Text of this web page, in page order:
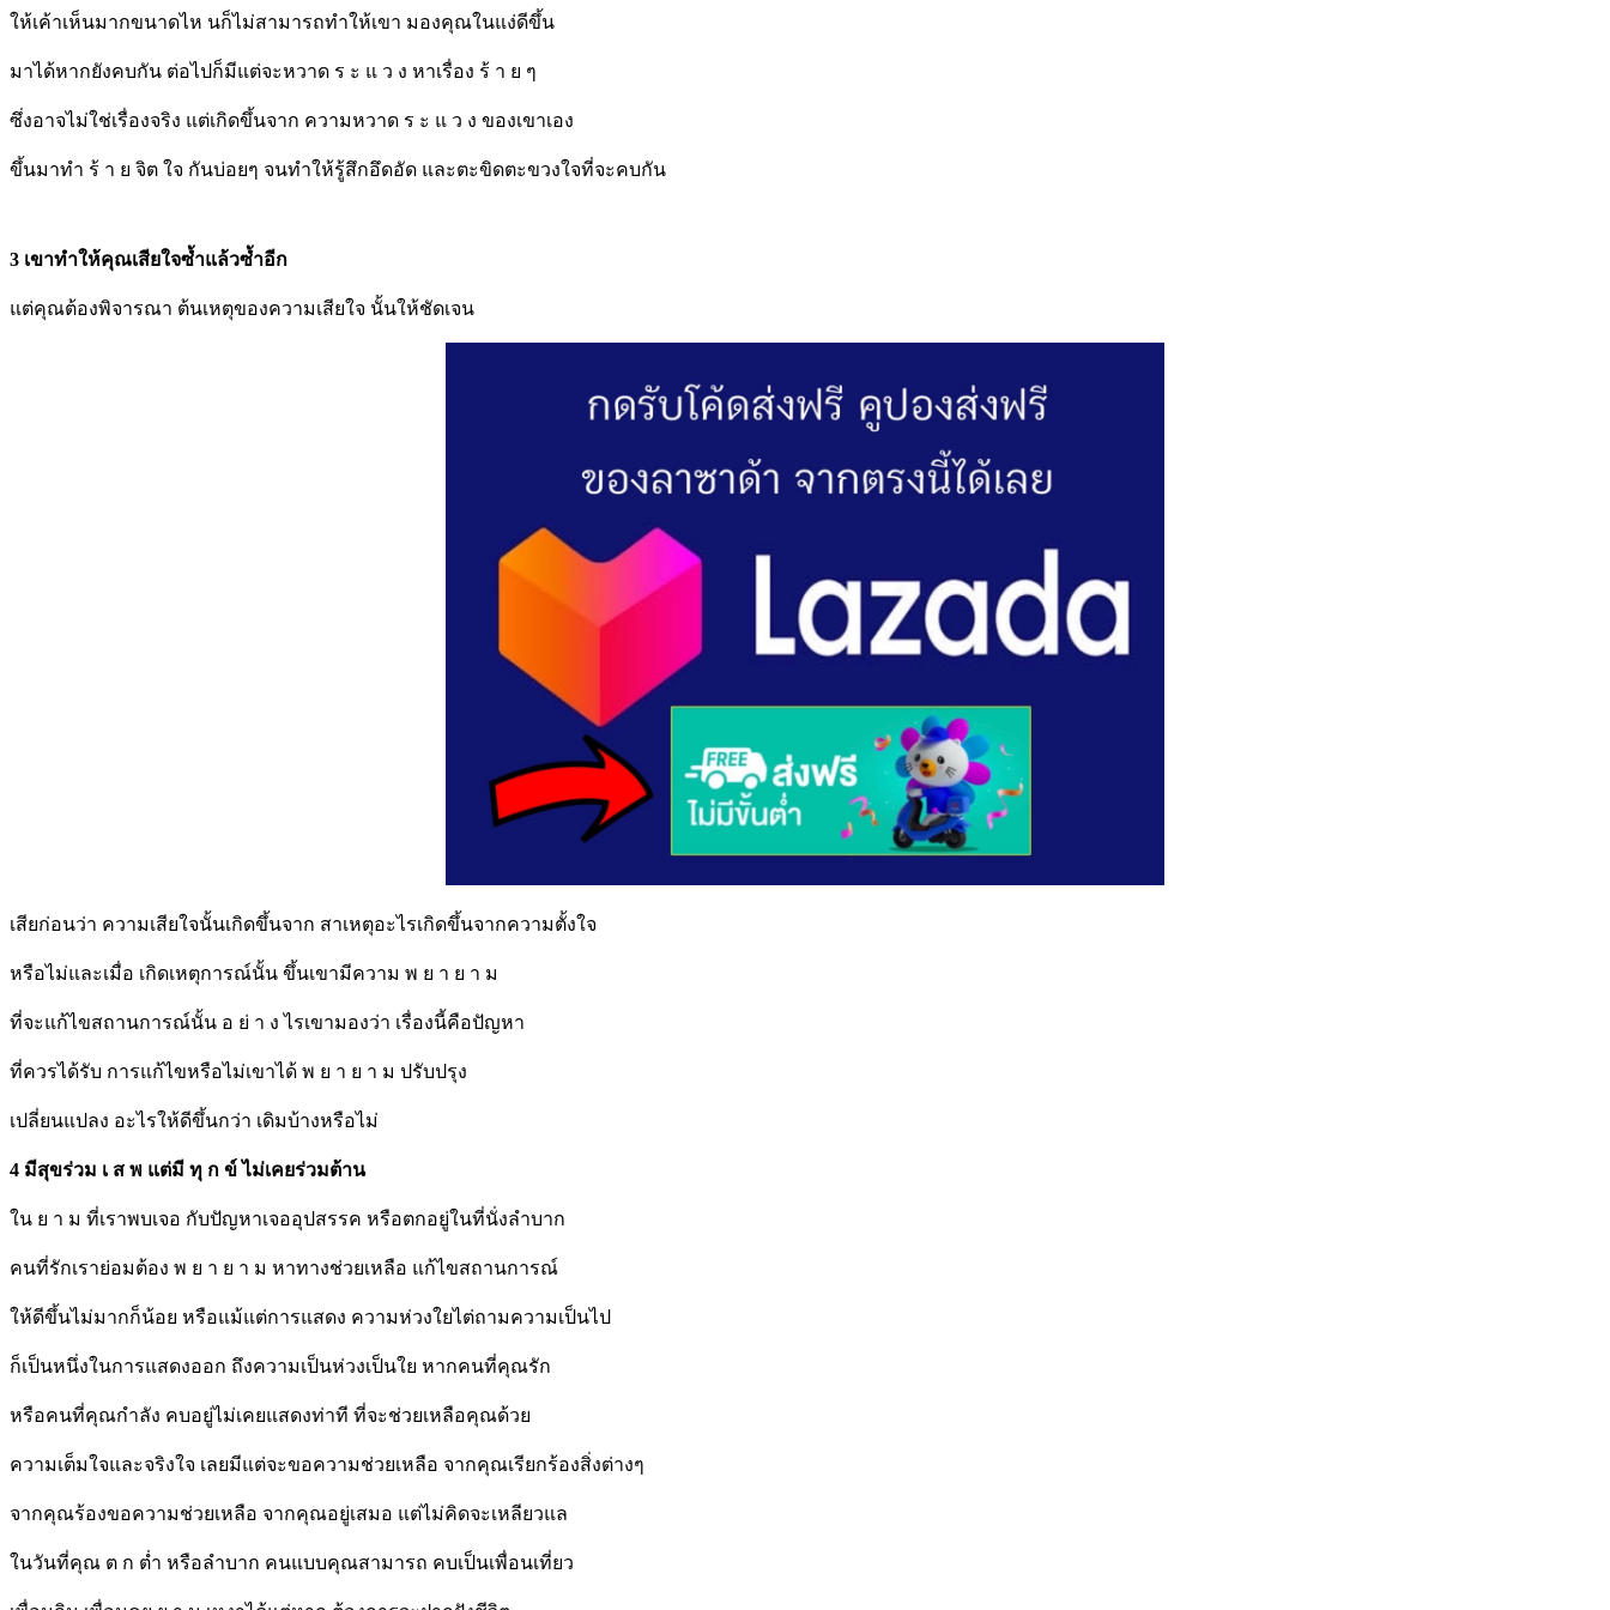
ให้เค้าเห็นมากขนาดไห นก็ไม่สามารถทำให้เขา มองคุณในแง่ดีขึ้น
มาได้หากยังคบกัน ต่อไปก็มีแต่จะหวาด ร ะ แ ว ง หาเรื่อง ร้ า ย ๆ
ซึ่งอาจไม่ใช่เรื่องจริง แต่เกิดขึ้นจาก ความหวาด ร ะ แ ว ง ของเขาเอง
ขึ้นมาทำ ร้ า ย จิต ใจ กันบ่อยๆ จนทำให้รู้สึกอึดอัด และตะขิดตะขวงใจที่จะคบกัน
3 เขาทำให้คุณเสียใจซ้ำแล้วซ้ำอีก
แต่คุณต้องพิจารณา ต้นเหตุของความเสียใจ นั้นให้ชัดเจน
เสียก่อนว่า ความเสียใจนั้นเกิดขึ้นจาก สาเหตุอะไรเกิดขึ้นจากความตั้งใจ
หรือไม่และเมื่อ เกิดเหตุการณ์นั้น ขึ้นเขามีความ พ ย า ย า ม
ที่จะแก้ไขสถานการณ์นั้น อ ย่ า ง ไรเขามองว่า เรื่องนี้คือปัญหา
ที่ควรได้รับ การแก้ไขหรือไม่เขาได้ พ ย า ย า ม ปรับปรุง
เปลี่ยนแปลง อะไรให้ดีขึ้นกว่า เดิมบ้างหรือไม่
4 มีสุขร่วม เ ส พ แต่มี ทุ ก ข์ ไม่เคยร่วมต้าน
ใน ย า ม ที่เราพบเจอ กับปัญหาเจออุปสรรค หรือตกอยู่ในที่นั่งลำบาก
คนที่รักเราย่อมต้อง พ ย า ย า ม หาทางช่วยเหลือ แก้ไขสถานการณ์
ให้ดีขึ้นไม่มากก็น้อย หรือแม้แต่การแสดง ความห่วงใยไต่ถามความเป็นไป
ก็เป็นหนึ่งในการแสดงออก ถึงความเป็นห่วงเป็นใย หากคนที่คุณรัก
หรือคนที่คุณกำลัง คบอยู่ไม่เคยแสดงท่าที ที่จะช่วยเหลือคุณด้วย
ความเต็มใจและจริงใจ เลยมีแต่จะขอความช่วยเหลือ จากคุณเรียกร้องสิ่งต่างๆ
จากคุณร้องขอความช่วยเหลือ จากคุณอยู่เสมอ แต่ไม่คิดจะเหลียวแล
ในวันที่คุณ ต ก ต่ำ หรือลำบาก คนแบบคุณสามารถ คบเป็นเพื่อนเที่ยว